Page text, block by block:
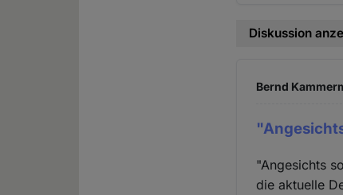
Diskussion
Bernd
"Angesichts
die aktuelle